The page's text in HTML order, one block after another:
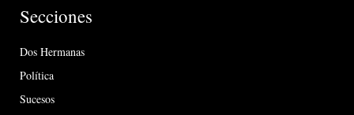
Secciones
Dos Hermanas
Política
Sucesos